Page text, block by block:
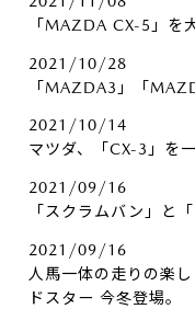
「MAZDA CX-5」を
2021/10/28
「MAZDA3」「
2021/10/14
マツダ、「CX-3」を
2021/09/16
「スクラムバン」と
2021/09/16
人馬一体の走りの楽
ドスター 今冬登場。